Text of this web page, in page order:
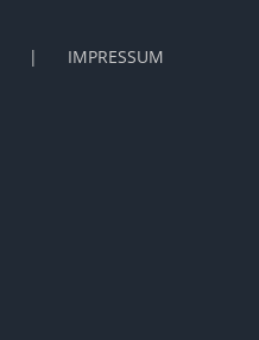
IMPRESSUM